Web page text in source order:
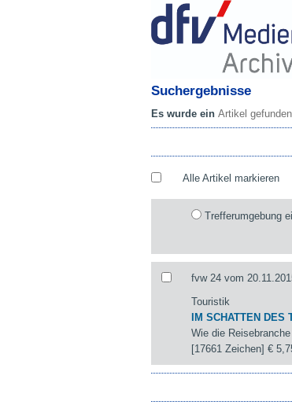
Suchergebnisse
Es wurde ein Artikel gefunden
Alle Artikel markieren
Trefferumgebung
fvw 24 vom
Touristik
IM SCHATTEN DES
Wie die
[17661 Zeichen]€